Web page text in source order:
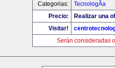
Categorias:
TecnologÃ­a
Precio:
Realizar una
Visitar!
Serán consideradas